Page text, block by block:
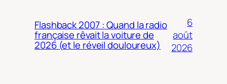
Flashback 2007 : Quand la radio
française rêvait la voiture de
2026 (et le réveil douloureux)
6
août
2026